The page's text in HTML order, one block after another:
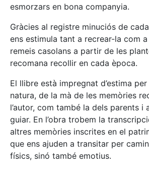
esmorzars en bona companyia.
Gràcies al registre minuciós de
ens estimula tant a recrear-la com
remeis casolans a partir de les
recomana recollir en cada època.
El llibre està impregnat d’estima
natura, de la mà de les memòries
l’autor, com també la dels parents i
guiar. En l’obra trobem la
altres memòries inscrites en el
que ens ajuden a transitar per
físics, sinó també emotius.